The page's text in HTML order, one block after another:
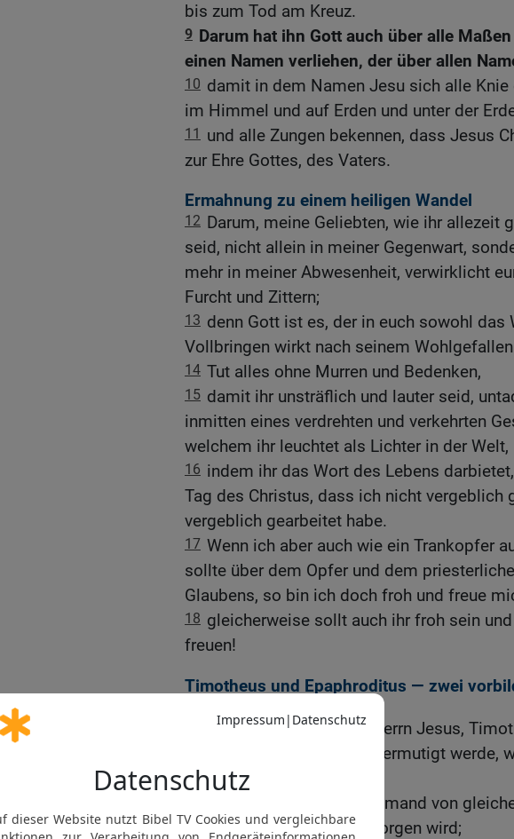
bis zum Tod am Kreuz.
9 Darum hat ihn Gott auch über alle
einen Namen verliehen, der über allen
10 damit in dem Namen Jesu sich alle Knie
im Himmel und auf Erden und unter der
11
und alle Zungen bekennen, dass Jesus
zur Ehre Gottes, des Vaters.
Ermahnung zu einem heiligen Wandel
12 Darum, meine Geliebten, wie ihr allezeit
seid, nicht allein in meiner Gegenwart,
mehr in meiner Abwesenheit, verwirklicht
Furcht und Zittern;
13 denn Gott ist es, der in euch sowohl das
Vollbringen wirkt nach seinem
14 Tut alles ohne Murren und Bedenken,
15 damit ihr unsträflich und lauter seid,
inmitten eines verdrehten und verkehrten
welchem ihr leuchtet als Lichter in der Welt,
16 indem ihr das Wort des Lebens
Tag des Christus, dass ich nicht vergeblich
vergeblich gearbeitet habe.
17 Wenn ich aber auch wie ein Trankopfer
sollte über dem Opfer und dem
Glaubens, so bin ich doch froh und freue
18 gleicherweise sollt auch ihr froh sein
freuen!
Timotheus und Epaphroditus — zwei
Ich hoffe aber in dem Herrn Jesus,
zu senden, damit auch ich ermutigt werde,
es um euch steht.
Denn ich habe sonst niemand von
redlich für eure Anliegen sorgen wird;